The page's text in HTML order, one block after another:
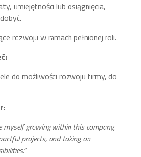
umiejętności lub osiągnięcia,
rozwoju w ramach pełnionej roli.
do możliwości rozwoju firmy, do
myself growing within this company,
projects, and taking on